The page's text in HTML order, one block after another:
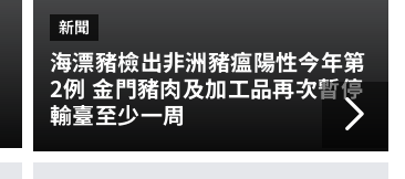
新聞
海漂豬檢出非洲豬瘟陽性今年第
2例 金門豬肉及加工品再次暫停
輸臺至少一周